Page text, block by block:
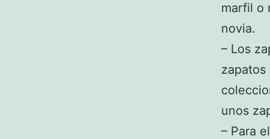
marfil o
novia.
– Los
unos
– Para